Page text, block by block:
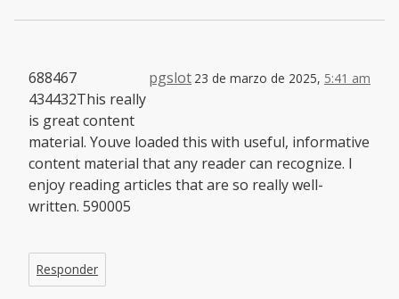
pgslot 23 de marzo de 2025, 5:41 am
688467
434432This really
is great content
material. Youve loaded this with useful, informative
content material that any reader can recognize. I
enjoy reading articles that are so really well-
written. 590005
Responder